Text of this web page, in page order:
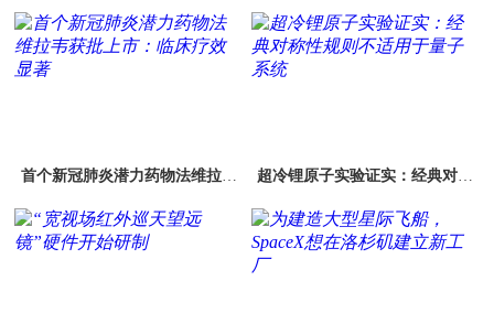
首个新冠肺炎潜力药物法维拉韦
超冷锂原子实验证实：经典对称